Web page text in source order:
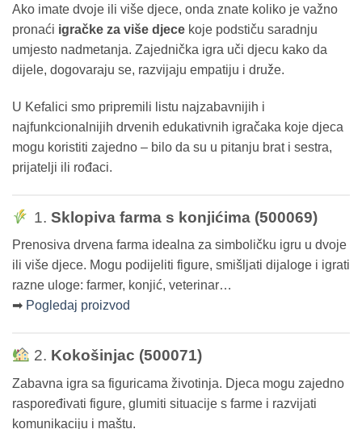
Ako imate dvoje ili više djece, onda znate koliko je važno
pronaći igračke za više djece koje podstiču saradnju
umjesto nadmetanja. Zajednička igra uči djecu kako da
dijele, dogovaraju se, razvijaju empatiju i druže.
U Kefalici smo pripremili listu najzabavnijih i
najfunkcionalnijih drvenih edukativnih igračaka koje djeca
mogu koristiti zajedno – bilo da su u pitanju brat i sestra,
prijatelji ili rođaci.
1. Sklopiva farma s konjićima (500069)
Prenosiva drvena farma idealna za simboličku igru u dvoje
ili više djece. Mogu podijeliti figure, smišljati dijaloge i igrati
razne uloge: farmer, konjić, veterinar…
➡ Pogledaj proizvod
2. Kokošinjac (500071)
Zabavna igra sa figuricama životinja. Djeca mogu zajedno
raspoređivati figure, glumiti situacije s farme i razvijati
komunikaciju i maštu.